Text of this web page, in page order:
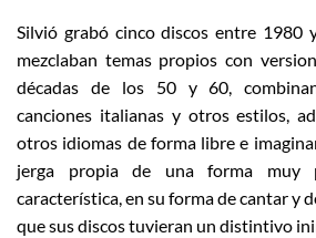
Silvió grabó cinco discos entre 1980
mezclaban temas propios con
décadas de los 50 y 60,
canciones italianas y otros estilos,
otros idiomas de forma libre e
jerga propia de una forma muy
característica, en su forma de cantar y
que sus discos tuvieran un distintivo